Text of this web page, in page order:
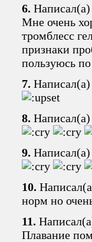
6. Написал(а)
Мне очень
тромблесс
признаки
пользуюсь
7. Написал(а)
8. Написал(а)
9. Написал(а)
10.
норм но
11.
Плавание